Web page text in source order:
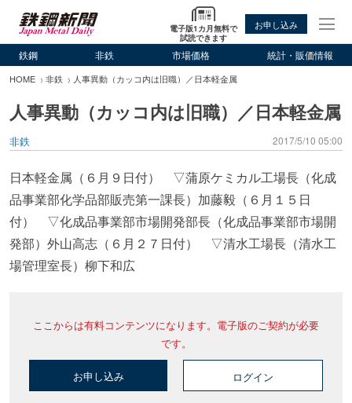
電子版1カ月無料で
試読できます
お申し込み
鉄鋼 非鉄 市場価格 統計・販価情報
HOME 非鉄 人事異動（カッコ内は旧職）／日本軽金属
人事異動（カッコ内は旧職）／日本軽金属
非鉄 2017/5/10 05:00
日本軽金属（６月９日付） ▽蒲原ケミカル工場長（化成
品事業部化学品部販売第一課長）加藤毅（６月１５日
付） ▽化成品事業部市場開発部長（化成品事業部市場開
発部）外山高志（６月２７日付） ▽清水工場長（清水工
場管理室長）柳下和広
ここからは有料コンテンツになります。電子版のご契約が必要
です。
お申し込み ログイン